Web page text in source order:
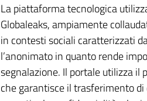
La piattaforma tecnologica
Globaleaks, ampiamente
in contesti sociali caratterizzati
l’anonimato in quanto rende
segnalazione. Il portale utilizza il
che garantisce il trasferimento di